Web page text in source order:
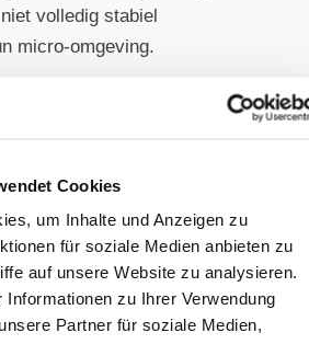
Cookies
um Inhalte und Anzeigen zu
für soziale Medien anbieten zu
auf unsere Website zu analysieren.
Informationen zu Ihrer Verwendung
Partner für soziale Medien,
volledig stabiel
micro-omgeving.
mogelijk om
geval ernstigere
te voorkomen
van mest tot